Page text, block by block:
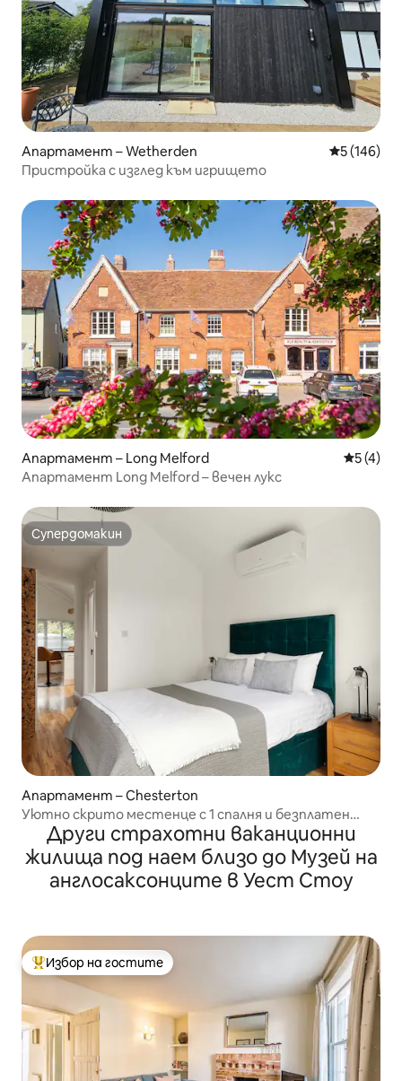
Апартамент – Wetherden Средна
5 (146)
Пристройка с изглед към игрището
Апартамент – Long Melford Средна
5 (4)
Апартамент Long Melford – вечен лукс
Супердомакин
Супердомакин
Апартамент – Chesterton
Уютно скрито местенце с 1 спалня и безплатен
паркинг
Други страхотни ваканционни
жилища под наем близо до Музей на
англосаксонците в Уест Стоу
Най-популярен избор на гостите
Избор на гостите